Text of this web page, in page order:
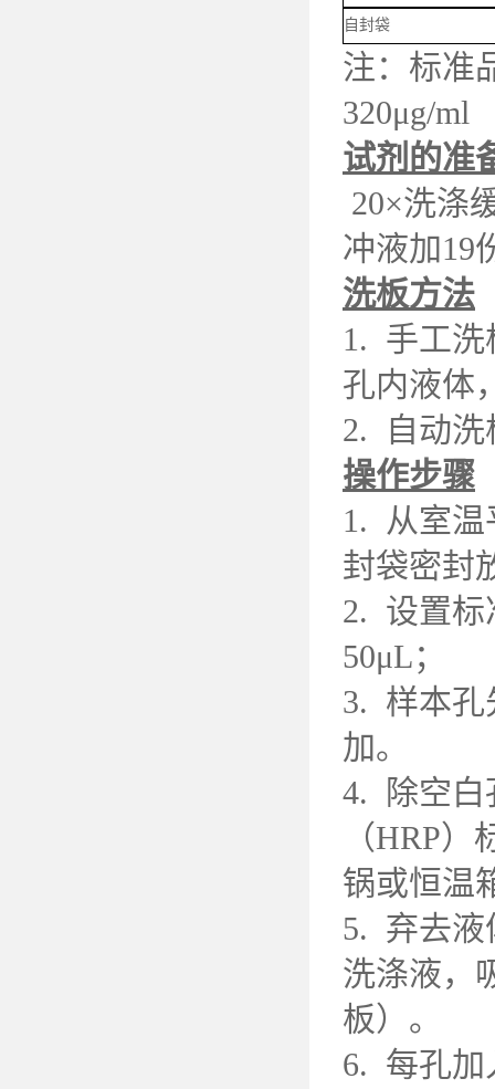
自封袋
注：标准
320μg/ml
试剂的准
20×洗涤
冲液加19
洗板方法
1. 手工洗
孔内液体
2. 自动洗
操作步骤
1. 从室温
封袋密封
2. 设置标
50μL；
3. 样本孔
加。
4. 除空白
（HRP
锅或恒温
5. 弃去液
洗涤液，
板）。
6. 每孔加